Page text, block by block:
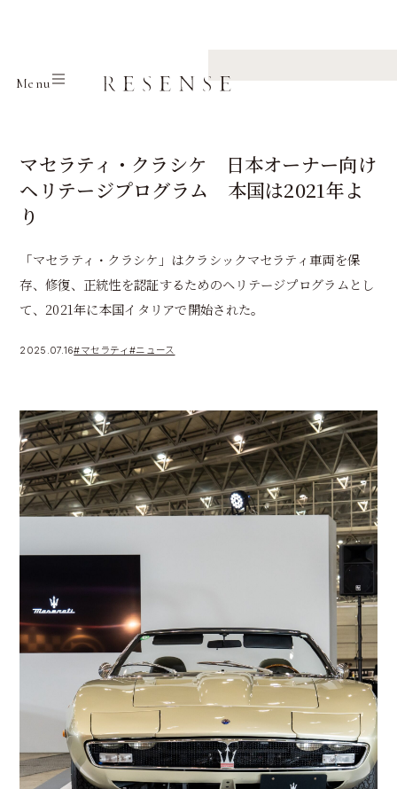
Menu
マセラティ・クラシケ 日本オーナー向け
ヘリテージプログラム 本国は2021年よ
り
「マセラティ・クラシケ」はクラシックマセラティ車両を保
存、修復、正統性を認証するためのヘリテージプログラムとし
て、2021年に本国イタリアで開始された。
2025.07.16#マセラティ#ニュース